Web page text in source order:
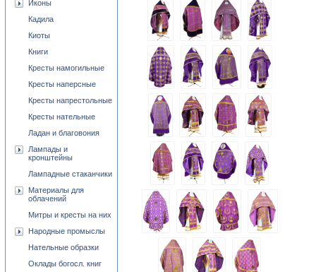
Иконы
Кадила
Киоты
Книги
Кресты намогильные
Кресты наперсные
Кресты напрестольные
Кресты нательные
Ладан и благовония
Лампады и
кронштейны
Лампадные стаканчики
Материалы для
облачений
Митры и кресты на них
Народные промыслы
Нательные образки
Оклады богосл. книг